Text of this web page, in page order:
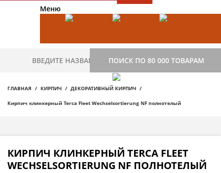
Меню
ПОИСК ПО 80 000 ТОВАРАМ
ГЛАВНАЯ КИРПИЧ ДЕКОРАТИВНЫЙ КИРПИЧ
Кирпич клинкерный Terca Fleet Wechselsortierung NF полнотелый
КИРПИЧ КЛИНКЕРНЫЙ TERCA FLEET
WECHSELSORTIERUNG NF ПОЛНОТЕЛЫЙ